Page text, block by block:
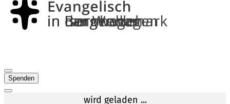
Spenden